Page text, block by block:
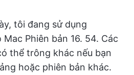
tôi đang sử dụng
Phiên bản 16. 54. Các
thể trông khác nếu bạn
hoặc phiên bản khác.